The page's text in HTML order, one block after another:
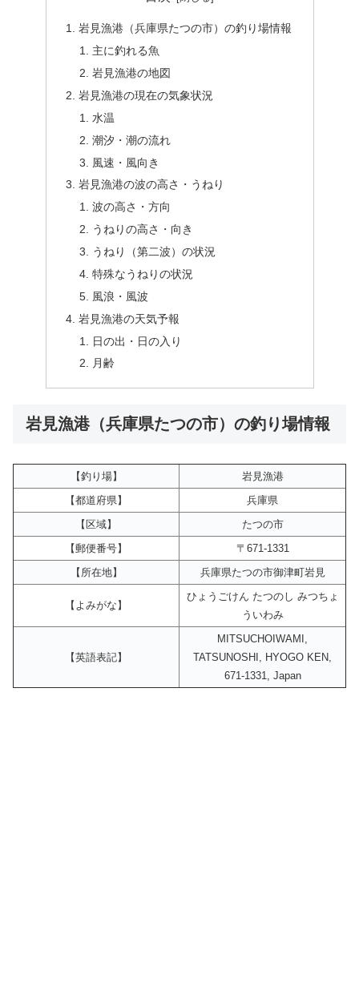
岩見漁港（兵庫県たつの市）の釣り場情報
主に釣れる魚
岩見漁港の地図
岩見漁港の現在の気象状況
水温
潮汐・潮の流れ
風速・風向き
岩見漁港の波の高さ・うねり
波の高さ・方向
うねりの高さ・向き
うねり（第二波）の状況
特殊なうねりの状況
風浪・風波
岩見漁港の天気予報
日の出・日の入り
月齢
岩見漁港（兵庫県たつの市）の釣り場情報
【釣り場】
岩見漁港
【都道府県】
兵庫県
【区域】
たつの市
【郵便番号】
〒671-1331
【所在地】
兵庫県たつの市御津町岩見
【よみがな】
ひょうごけん たつのし みつちょ
ういわみ
【英語表記】
MITSUCHOIWAMI,
TATSUNOSHI, HYOGO KEN,
671-1331, Japan